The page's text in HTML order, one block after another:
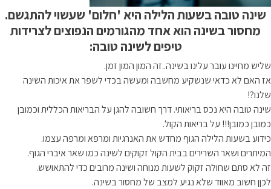
שינה טובה בשעות הלילה היא 'חלום' שעשוי להתגשם.
מחסור בשינה הוא אחד מהגורמים הנפוצים לצרידות
טיפים לשינה טובה:
שליש מחיינו עובר עלינו בשינה..זה המון המון זמן.
אז האם לא כדאי שנשקיע מחשבה ומעשה בכדי לשפר את איכות השינה
שלנו?!
שינה טובה היא נכס בריאותי. דרך חשובה להגן על הבריאות הכללית וכמובן
כמובן כמובן!!! על בריאות הקול.
כידוע בשעות הלילה הגוף מחדש את האנרגיות ומרפא ומרפה עצמו.
המיתרים ושאר השרירים בבית הקול זקוקים לשינה כמו שאר איברי הגוף.
זה לא סתם שחולה זקוק לשעות מנוחה ושינה מרובים כדי להתאושש.
לכןן חשוב מאווד שלא נגיע למצב של מחסור בשינה.